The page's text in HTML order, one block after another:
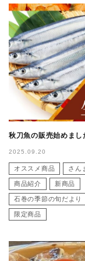
秋刀魚の販売始めまし
2025.09.20
オススメ商品 さん
商品紹介 新商品
石巻の季節の旬だより
限定商品